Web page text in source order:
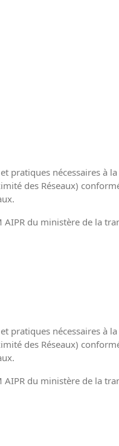
pratiques nécessaires à
des Réseaux)
AIPR du ministère de la
pratiques nécessaires à
des Réseaux)
AIPR du ministère de la